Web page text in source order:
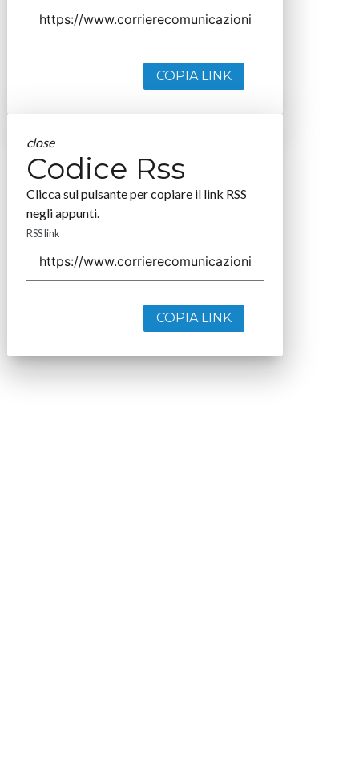
COPIA LINK
close
Codice Rss
Clicca sul pulsante per copiare il link RSS
negli appunti.
RSS link
COPIA LINK